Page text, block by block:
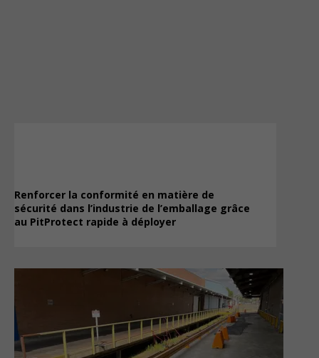
Renforcer la conformité en matière de
sécurité dans l’industrie de l’emballage grâce
au PitProtect rapide à déployer